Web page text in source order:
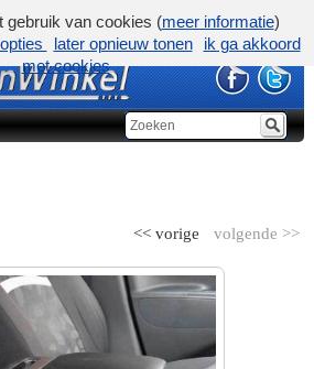
volgende >>
<< vorige
gebruik van cookies (meer informatie)
later opnieuw tonen
ik ga akkoord
met cookies